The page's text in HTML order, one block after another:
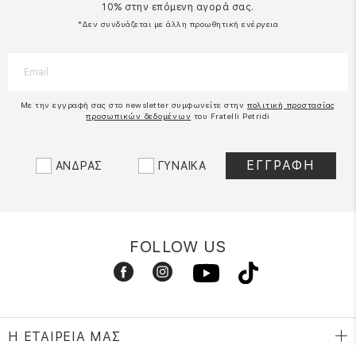
10% στην επόμενη αγορά σας.
*Δεν συνδυάζεται με άλλη προωθητική ενέργεια
Με την εγγραφή σας στο newsletter συμφωνείτε στην πολιτική προστασίας
προσωπικών δεδομένων του Fratelli Petridi
ΑΝΔΡΑΣ ΓΥΝΑΙΚΑ
FOLLOW US
Η ΕΤΑΙΡΕΙΑ ΜΑΣ